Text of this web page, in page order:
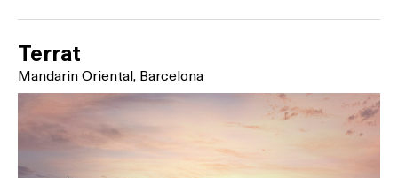
Terrat
Mandarin Oriental, Barcelona